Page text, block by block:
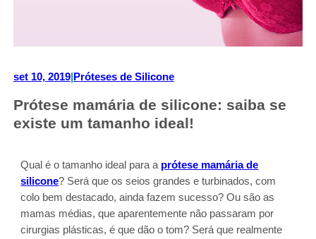
set 10, 2019| Próteses de Silicone
Prótese mamária de silicone: saiba se
existe um tamanho ideal!
Qual é o tamanho ideal para a prótese mamária de
silicone? Será que os seios grandes e turbinados, com
colo bem destacado, ainda fazem sucesso? Ou são as
mamas médias, que aparentemente não passaram por
cirurgias plásticas, é que dão o tom? Será que realmente